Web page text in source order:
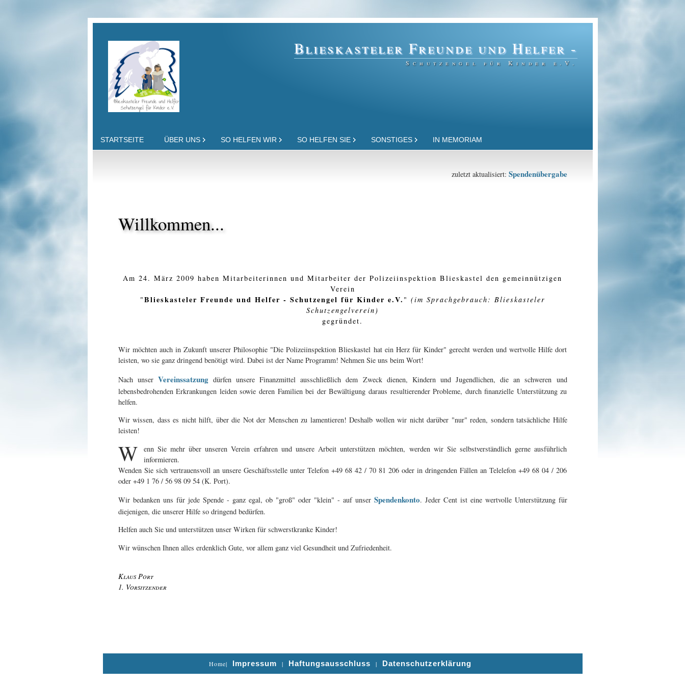
Blieskasteler Freunde und Helfer -
Schutzengel für Kinder e.V.
STARTSEITE ÜBER UNS SO HELFEN WIR SO HELFEN SIE SONSTIGES IN MEMORIAM
zuletzt aktualisiert: Spendenübergabe
Willkommen...
Am 24. März 2009 haben Mitarbeiterinnen und Mitarbeiter der Polizeiinspektion Blieskastel den gemeinnützigen
Verein
"Blieskasteler Freunde und Helfer - Schutzengel für Kinder e.V. " (im Sprachgebrauch: Blieskasteler
Schutzengelverein)
gegründet.
Wir möchten auch in Zukunft unserer Philosophie "Die Polizeiinspektion Blieskastel hat ein Herz für Kinder" gerecht werden und wertvolle Hilfe dort
leisten, wo sie ganz dringend benötigt wird. Dabei ist der Name Programm! Nehmen Sie uns beim Wort!
Nach unser Vereinssatzungdürfen unsere Finanzmittel ausschließlich dem Zweck dienen, Kindern und Jugendlichen, die an schweren und
lebensbedrohenden Erkrankungen leiden sowie deren Familien bei der Bewältigung daraus resultierender Probleme, durch finanzielle Unterstützung zu
helfen.
Wir wissen, dass es nicht hilft, über die Not der Menschen zu lamentieren! Deshalb wollen wir nicht darüber "nur" reden, sondern tatsächliche Hilfe
leisten!
W
enn Sie mehr über unseren Verein erfahren und unsere Arbeit unterstützen möchten, werden wir Sie selbstverständlich gerne ausführlich
informieren.
Wenden Sie sich vertrauensvoll an unsere Geschäftsstelle unter Telefon +49 68 42 / 70 81 206 oder in dringenden Fällen an Telelefon +49 68 04 / 206
oder +49 1 76 / 56 98 09 54 (K. Port).
Wir bedanken uns für jede Spende - ganz egal, ob "groß" oder "klein" - auf unser Spendenkonto. Jeder Cent ist eine wertvolle Unterstützung für
diejenigen, die unserer Hilfe so dringend bedürfen.
Helfen auch Sie und unterstützen unser Wirken für schwerstkranke Kinder!
Wir wünschen Ihnen alles erdenklich Gute, vor allem ganz viel Gesundheit und Zufriedenheit.
Klaus Port
1. Vorsitzender
Home| Impressum | Haftungsausschluss | Datenschutzerklärung